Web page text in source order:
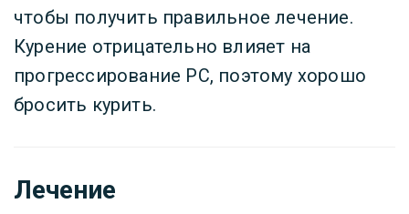
чтобы получить правильное лечение.
Курение отрицательно влияет на
прогрессирование РС, поэтому хорошо
бросить курить.
Лечение